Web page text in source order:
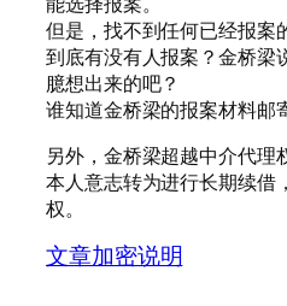
但是，找不到任何已经报案
到底有没有人报案？金桥梁
臆想出来的吧？
谁知道金桥梁的报案材料邮
另外，金桥梁超越中介代理
本人意志转为进行长期续借
权。
文章加密说明